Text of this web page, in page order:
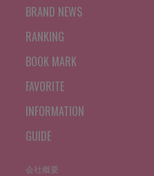
BRAND NEWS
RANKING
BOOK MARK
FAVORITE
INFORMATION
GUIDE
会社概要